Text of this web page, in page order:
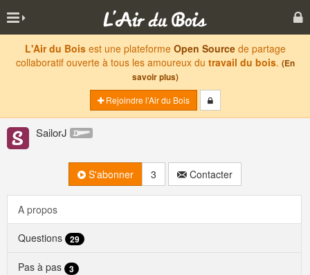
L'Air du Boisest une plateforme Open Sourcede partage
collaboratif ouverte à tous les amoureux du travail du bois. (En
savoir plus)
Rejoindre l'Air du Bois
SailorJ
S'abonner 3 Contacter
A propos
Questions 29
Pas à pas 3